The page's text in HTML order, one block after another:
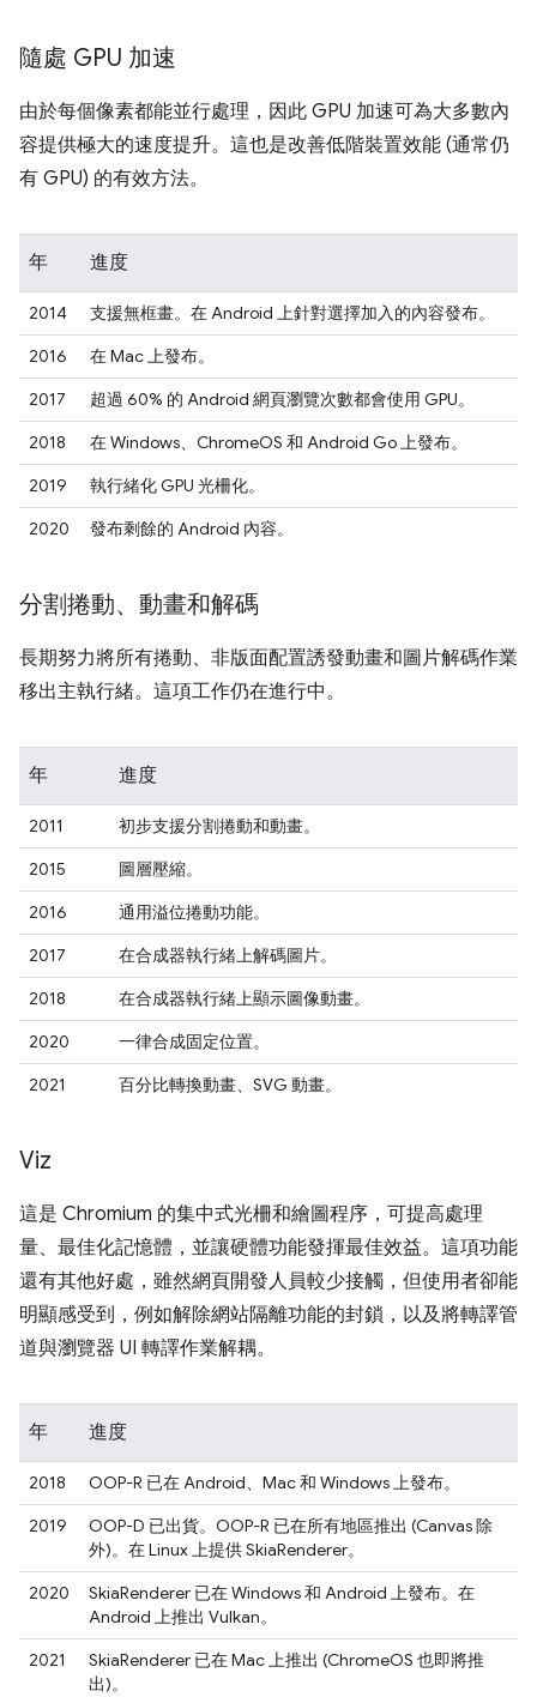
隨處 GPU 加速
由於每個像素都能並行處理，因此 GPU 加速可為大多數內
容提供極大的速度提升。這也是改善低階裝置效能 (通常仍
有 GPU) 的有效方法。
年 進度
2014
支援無框畫。在 Android 上針對選擇加入的內容發布。
2016
在 Mac 上發布。
2017
超過 60% 的 Android 網頁瀏覽次數都會使用 GPU。
2018
在 Windows、ChromeOS 和 Android Go 上發布。
2019
執行緒化 GPU 光柵化。
2020
發布剩餘的 Android 內容。
分割捲動、動畫和解碼
長期努力將所有捲動、非版面配置誘發動畫和圖片解碼作業
移出主執行緒。這項工作仍在進行中。
年 進度
2011
初步支援分割捲動和動畫。
2015
圖層壓縮。
2016
通用溢位捲動功能。
2017
在合成器執行緒上解碼圖片。
2018
在合成器執行緒上顯示圖像動畫。
2020
一律合成固定位置。
2021
百分比轉換動畫、SVG 動畫。
Viz
這是 Chromium 的集中式光柵和繪圖程序，可提高處理
量、最佳化記憶體，並讓硬體功能發揮最佳效益。這項功能
還有其他好處，雖然網頁開發人員較少接觸，但使用者卻能
明顯感受到，例如解除網站隔離功能的封鎖，以及將轉譯管
道與瀏覽器 UI 轉譯作業解耦。
年 進度
2018
OOP-R 已在 Android、Mac 和 Windows 上發布。
2019
OOP-D 已出貨。OOP-R 已在所有地區推出 (Canvas 除
外)。在 Linux 上提供 SkiaRenderer。
2020
SkiaRenderer 已在 Windows 和 Android 上發布。在
Android 上推出 Vulkan。
2021
SkiaRenderer 已在 Mac 上推出 (ChromeOS 也即將推
出)。